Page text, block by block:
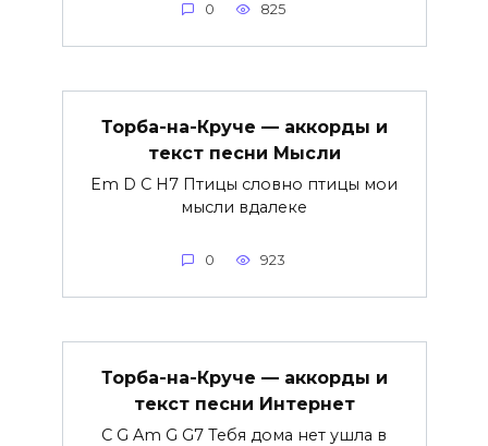
0 825
Торба-на-Круче — аккорды и
текст песни Мысли
Em D C H7 Птицы словно птицы мои
мысли вдалеке
0 923
Торба-на-Круче — аккорды и
текст песни Интернет
C G Am G G7 Тебя дома нет ушла в